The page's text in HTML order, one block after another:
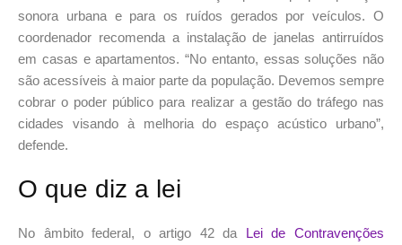
sonora urbana e para os ruídos gerados por veículos. O
coordenador recomenda a instalação de janelas antirruídos
em casas e apartamentos. “No entanto, essas soluções não
são acessíveis à maior parte da população. Devemos sempre
cobrar o poder público para realizar a gestão do tráfego nas
cidades visando à melhoria do espaço acústico urbano”,
defende.
O que diz a lei
No âmbito federal, o artigo 42 da Lei de Contravenções